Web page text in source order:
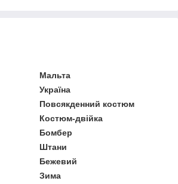
Мальта
Україна
Повсякденний костюм
Костюм-двійка
Бомбер
Штани
Бежевий
Зима